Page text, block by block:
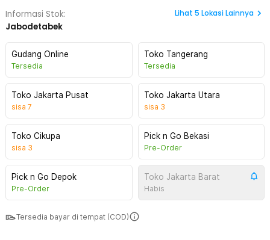
Informasi Stok:
Jabodetabek
Lihat 5 Lokasi Lainnya
Gudang Online
Tersedia
Toko Tangerang
Tersedia
Toko Jakarta Pusat
sisa 7
Toko Jakarta Utara
sisa 3
Toko Cikupa
sisa 3
Pick n Go Bekasi
Pre-Order
Pick n Go Depok
Pre-Order
Toko Jakarta Barat
Habis
Tersedia bayar di tempat (COD)